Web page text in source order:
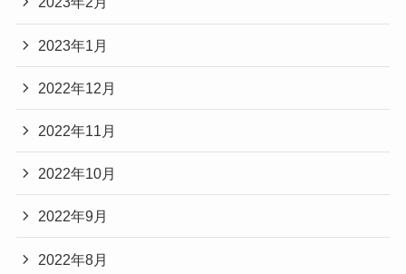
2023年1月
2022年12月
2022年11月
2022年10月
2022年9月
2022年8月